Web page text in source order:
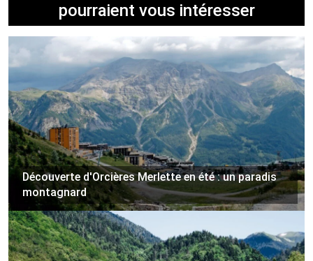
pourraient vous intéresser
Découverte d'Orcières Merlette en été : un paradis
montagnard